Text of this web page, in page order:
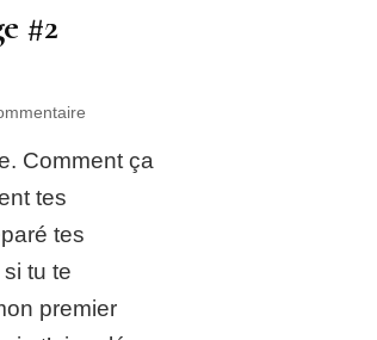
#2
Mariage
Comment ça
tes
tes
tu te
premier